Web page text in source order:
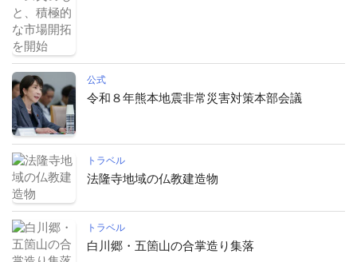
公式
令和８年熊本地震非常災害対策本部会議
トラベル
法隆寺地域の仏教建造物
トラベル
白川郷・五箇山の合掌造り集落